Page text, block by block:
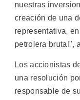
nuestras
creación de una
representativa,
petrolera brutal",
Los accionistas
una resolución
responsable de